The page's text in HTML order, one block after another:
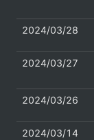
2024/03/28
2024/03/27
2024/03/26
2024/03/14